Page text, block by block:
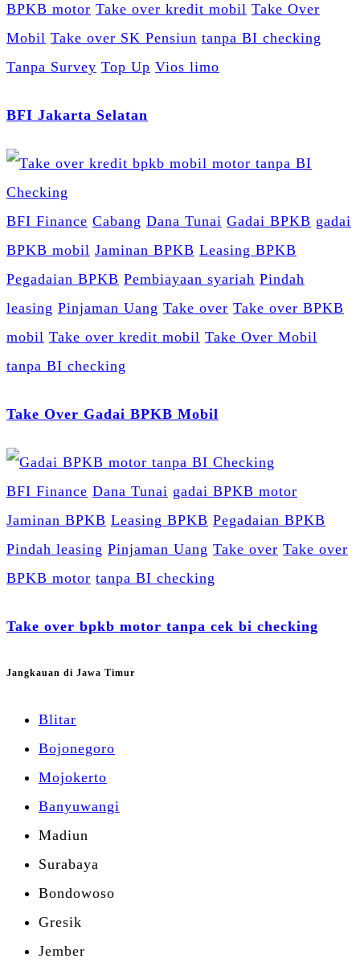
BPKB motor Take over kredit mobil Take Over
Mobil Take over SK Pensiun tanpa BI checking
Tanpa Survey Top Up Vios limo
BFI Jakarta Selatan
BFI Finance Cabang Dana Tunai Gadai BPKB gadai
BPKB mobil Jaminan BPKB Leasing BPKB
Pegadaian BPKB Pembiayaan syariah Pindah
leasing Pinjaman Uang Take over Take over BPKB
mobil Take over kredit mobil Take Over Mobil
tanpa BI checking
Take Over Gadai BPKB Mobil
BFI Finance Dana Tunai gadai BPKB motor
Jaminan BPKB Leasing BPKB Pegadaian BPKB
Pindah leasing Pinjaman Uang Take over Take over
BPKB motor tanpa BI checking
Take over bpkb motor tanpa cek bi checking
Jangkauan di Jawa Timur
Blitar
Bojonegoro
Mojokerto
Banyuwangi
Madiun
Surabaya
Bondowoso
Gresik
Jember